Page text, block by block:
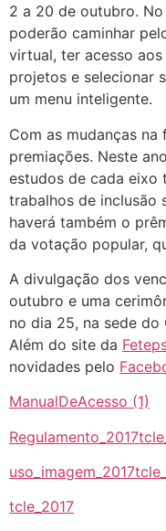
2 a 20 de outubro.
poderão caminhar
virtual, ter acesso
projetos e selecionar
um menu inteligente.
Com as mudanças na
premiações. Neste
estudos de cada eixo
trabalhos de inclusão
haverá também o
da votação popular,
A divulgação dos
outubro e uma
no dia 25, na sede do
Além do site da
novidades pelo
ManualDeAcesso (1)
Regulamento_2017
uso_imagem_2017
tcle_2017